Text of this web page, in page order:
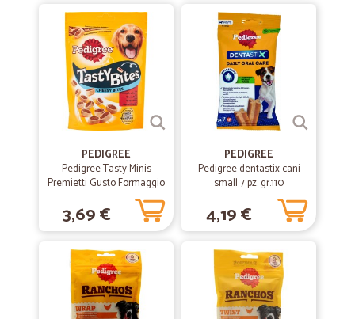
—Silvia Z.
Servizio impeccabile e puntuale
Servizio impeccabile e puntuale
Complimenti!
S U U U P E R ! ! ! ! !
Efficienti e di parola
Il packaging è ottimo. Il pacco è arrivato nel giorno previsto.
PEDIGREE
Pedigree Tasty Minis
Premietti Gusto Formaggio
& Manzo 140 gr.
3,69 €
PEDIGREE
Pedigree dentastix cani
small 7 pz. gr.110
4,19 €